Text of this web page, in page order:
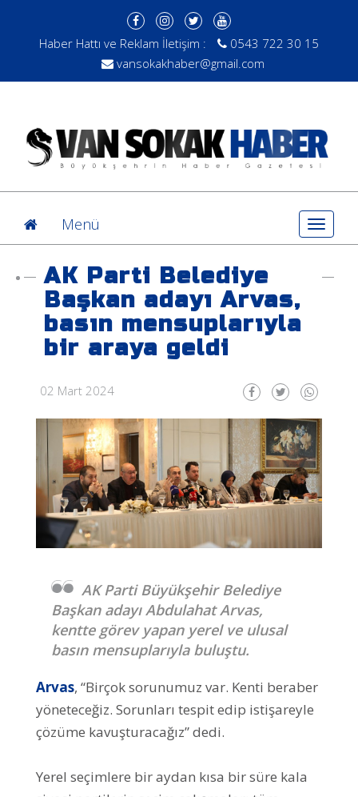
Haber Hattı ve Reklam İletişim :
0543 722 30 15
vansokakhaber@gmail.com
Toggle
Menü
AK Parti Belediye
Başkan adayı Arvas,
basın mensuplarıyla
bir araya geldi
02 Mart 2024
AK Parti Büyükşehir Belediye
Başkan adayı Abdulahat Arvas,
kentte görev yapan yerel ve ulusal
basın mensuplarıyla buluştu.
Arvas, “Birçok sorunumuz var. Kenti beraber
yöneteceğiz. Sorunları tespit edip istişareyle
çözüme kavuşturacağız” dedi.
Yerel seçimlere bir aydan kısa bir süre kala